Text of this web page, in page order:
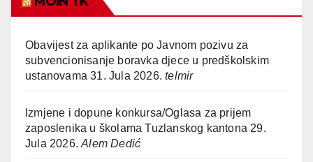
Obavijest za aplikante po Javnom pozivu za
subvencionisanje boravka djece u predškolskim
ustanovama 31. Jula 2026. telmir
Izmjene i dopune konkursa/Oglasa za prijem
zaposlenika u školama Tuzlanskog kantona 29.
Jula 2026. Alem Dedić